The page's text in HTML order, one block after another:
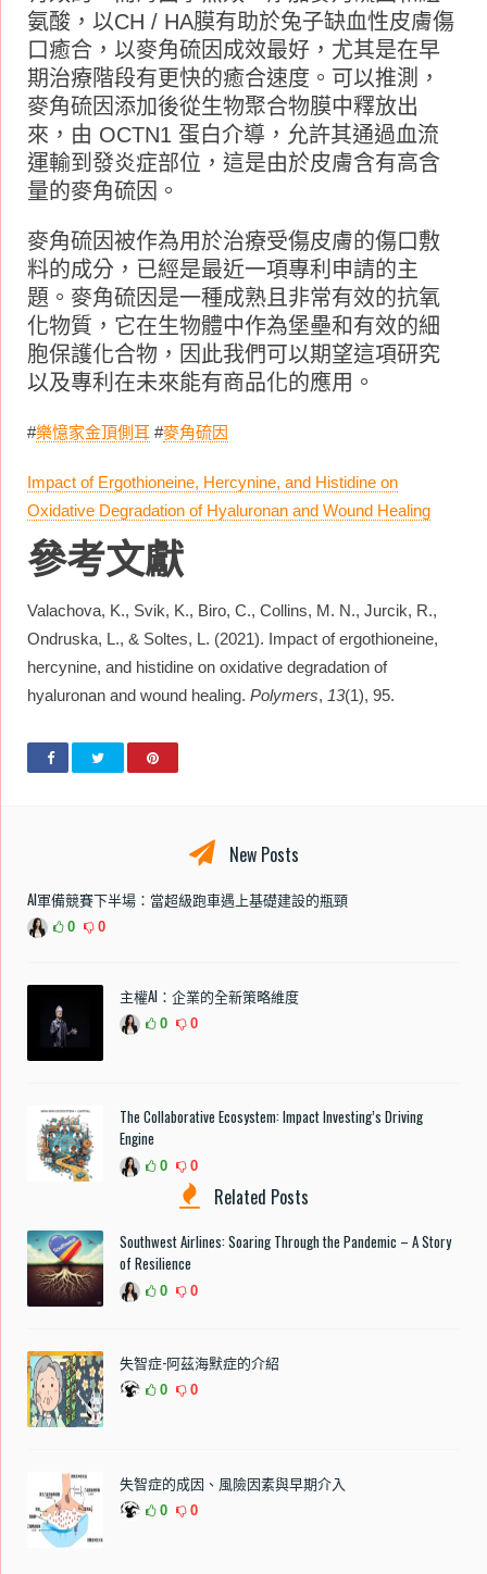
氨酸，以CH / HA膜有助於兔子缺血性皮膚傷
口癒合，以麥角硫因成效最好，尤其是在早
期治療階段有更快的癒合速度。可以推測，
麥角硫因添加後從生物聚合物膜中釋放出
來，由 OCTN1 蛋白介導，允許其通過血流
運輸到發炎症部位，這是由於皮膚含有高含
量的麥角硫因。
麥角硫因被作為用於治療受傷皮膚的傷口敷
料的成分，已經是最近一項專利申請的主
題。麥角硫因是一種成熟且非常有效的抗氧
化物質，它在生物體中作為堡壘和有效的細
胞保護化合物，因此我們可以期望這項研究
以及專利在未來能有商品化的應用。
#樂憶家金頂側耳 #麥角硫因
Impact of Ergothioneine, Hercynine, and Histidine on
Oxidative Degradation of Hyaluronan and Wound Healing
參考文獻
Valachova, K., Svik, K., Biro, C., Collins, M. N., Jurcik, R.,
Ondruska, L., & Soltes, L. (2021). Impact of ergothioneine,
hercynine, and histidine on oxidative degradation of
hyaluronan and wound healing. Polymers, 13(1), 95.
New Posts
AI軍備競賽下半場：當超級跑車遇上基礎建設的瓶頸
0 0
主權AI：企業的全新策略維度
0 0
The Collaborative Ecosystem: Impact Investing’s Driving
Engine
0 0
Related Posts
Southwest Airlines: Soaring Through the Pandemic – A Story
of Resilience
0 0
失智症-阿茲海默症的介紹
0 0
失智症的成因、風險因素與早期介入
0 0